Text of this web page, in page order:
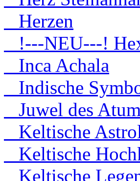
Herzen
!---NEU---!
Inca Achala
Indische
Juwel des
Keltische
Keltische
Keltische